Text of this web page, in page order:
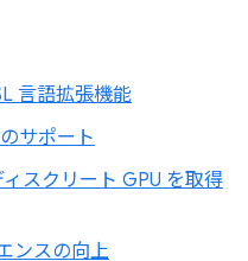
言語拡張機能
サポート
スクリート GPU を取得
ンスの向上